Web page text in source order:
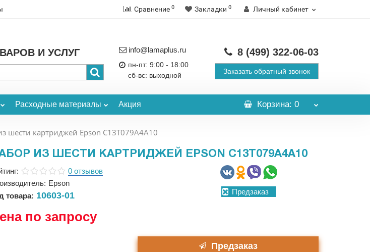
Сравнение 0 Закладки 0 Личный кабинет
И УСЛУГ info@lamaplus.ru
пн-пт: 9:00 - 18:00
сб-вс: выходной
8 (499) 322-06-03
Заказать обратный звонок
Расходные материалы Акция Корзина: 0
шести картриджей Epson C13T079A4A10
ИЗ ШЕСТИ КАРТРИДЖЕЙ EPSON C13T079A4A10
0 отзывов
Epson
товара: 10603-01 Предзаказ
по запросу
Предзаказ